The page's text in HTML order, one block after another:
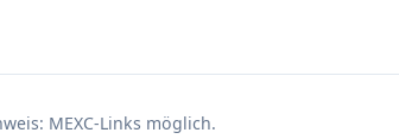
MEXC-Links möglich.